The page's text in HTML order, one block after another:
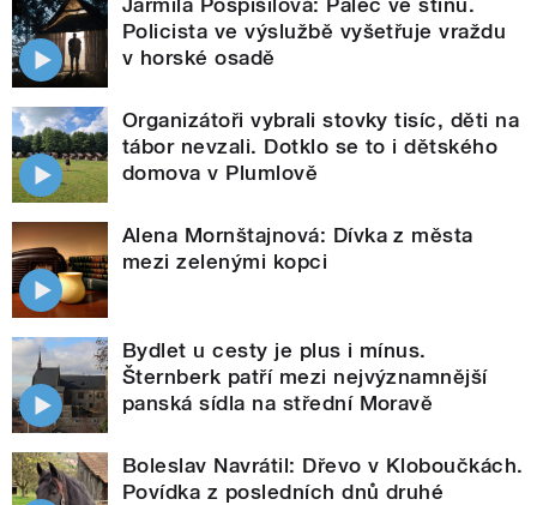
Jarmila Pospíšilová: Palec ve stínu.
Policista ve výslužbě vyšetřuje vraždu
v horské osadě
Organizátoři vybrali stovky tisíc, děti na
tábor nevzali. Dotklo se to i dětského
domova v Plumlově
Alena Mornštajnová: Dívka z města
mezi zelenými kopci
Bydlet u cesty je plus i mínus.
Šternberk patří mezi nejvýznamnější
panská sídla na střední Moravě
Boleslav Navrátil: Dřevo v Kloboučkách.
Povídka z posledních dnů druhé